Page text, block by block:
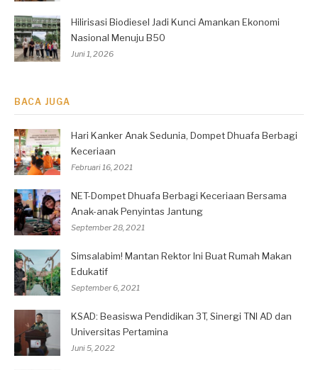
Hilirisasi Biodiesel Jadi Kunci Amankan Ekonomi
Nasional Menuju B50
Juni 1, 2026
BACA JUGA
Hari Kanker Anak Sedunia, Dompet Dhuafa Berbagi
Keceriaan
Februari 16, 2021
NET-Dompet Dhuafa Berbagi Keceriaan Bersama
Anak-anak Penyintas Jantung
September 28, 2021
Simsalabim! Mantan Rektor Ini Buat Rumah Makan
Edukatif
September 6, 2021
KSAD: Beasiswa Pendidikan 3T, Sinergi TNI AD dan
Universitas Pertamina
Juni 5, 2022